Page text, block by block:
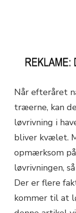
Når efteråret
træerne, kan
løvrivning i
bliver kvælet.
opmærksom
løvrivningen,
Der er flere
kommer til at